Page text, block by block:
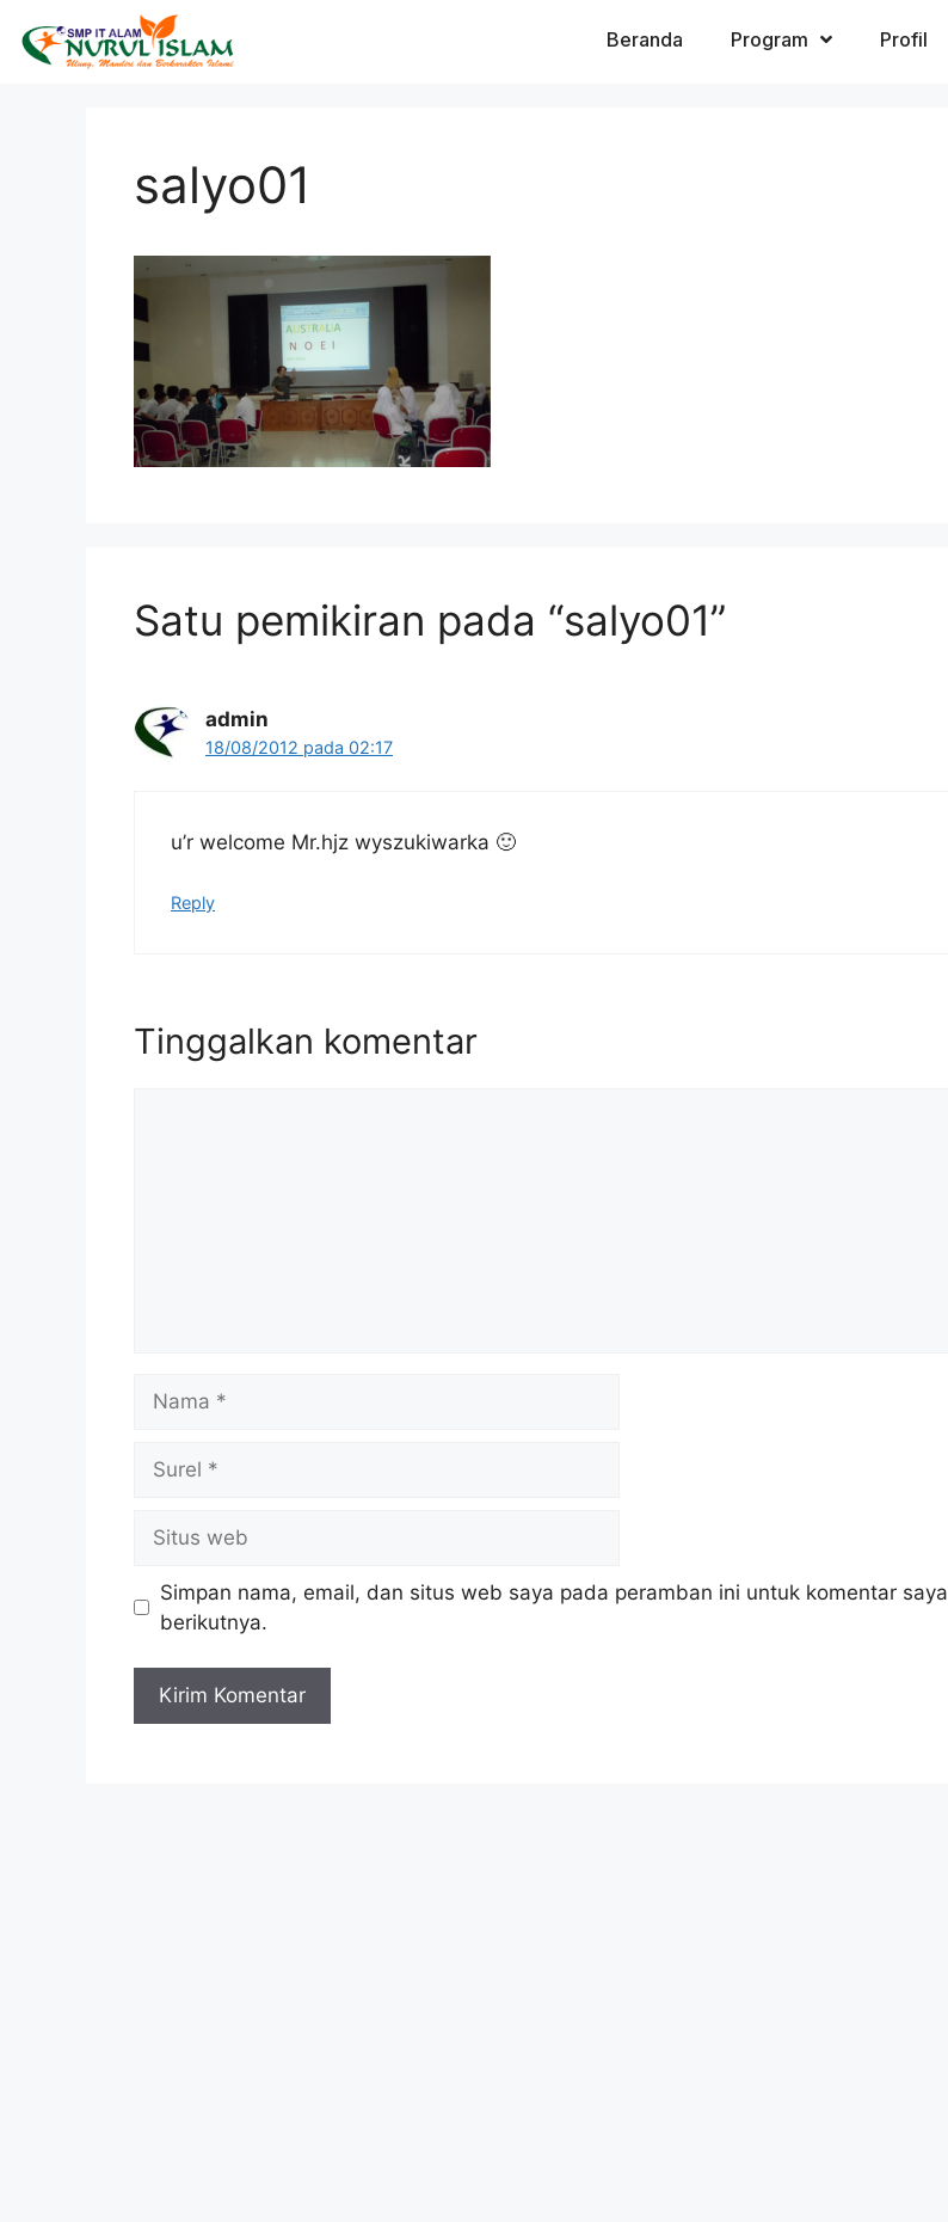
Beranda Program Profil
salyo01
Satu pemikiran pada “salyo01”
admin
18/08/2012 pada 02:17
u’r welcome Mr.hjz wyszukiwarka 🙂
Reply
Tinggalkan komentar
Simpan nama, email, dan situs web saya pada peramban ini untuk komentar saya
berikutnya.